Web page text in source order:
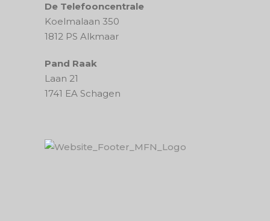
De Telefooncentrale
Koelmalaan 350
1812 PS Alkmaar
Pand Raak
Laan 21
1741 EA Schagen